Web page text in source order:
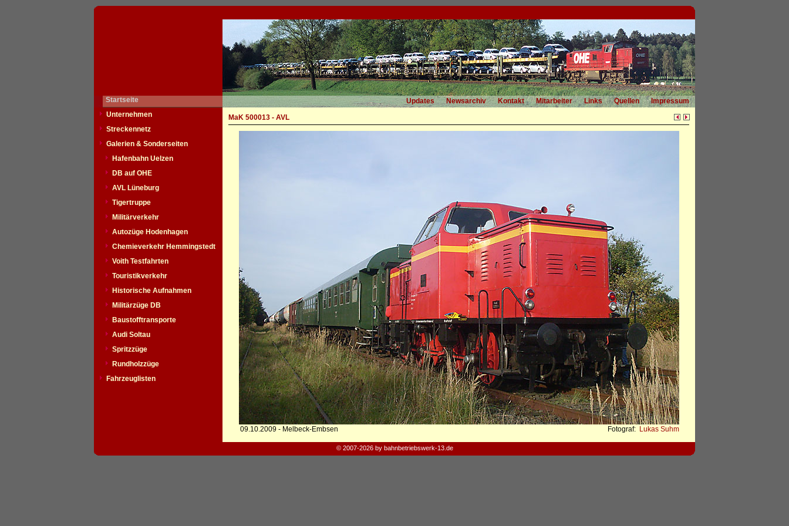
Startseite Updates Newsarchiv Kontakt Mitarbeiter Links Quellen
Impressum
Unternehmen
Streckennetz
Galerien & Sonderseiten
Hafenbahn Uelzen
DB auf OHE
AVL Lüneburg
Tigertruppe
Militärverkehr
Autozüge Hodenhagen
Chemieverkehr Hemmingstedt
Voith Testfahrten
Touristikverkehr
Historische Aufnahmen
Militärzüge DB
Baustofftransporte
Audi Soltau
Spritzzüge
Rundholzzüge
Fahrzeuglisten
MaK 500013 - AVL
09.10.2009 - Melbeck-Embsen Fotograf: Lukas Suhm
© 2007-2026 by bahnbetriebswerk-13.de